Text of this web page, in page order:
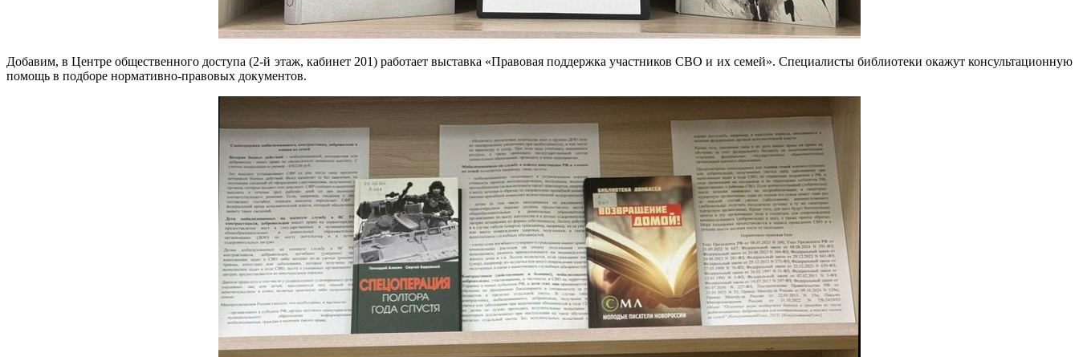
Добавим, в Центре общественного доступа (2-й этаж, кабинет 201) работает выставка «Правовая поддержка участников СВО и их семей». Специалисты библиотеки окажут консультационную
помощь в подборе нормативно-правовых документов.